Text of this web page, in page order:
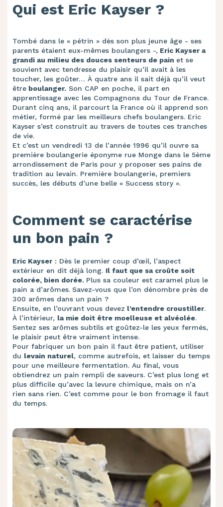
Qui est Eric Kayser ?
Tombé dans le « pétrin » dès son plus jeune âge - ses
parents étaient eux-mêmes boulangers -, Eric Kayser a
grandi au milieu des douces senteurs de pain et se
souvient avec tendresse du plaisir qu’il avait à les
toucher, les goûter… À quatre ans il sait déjà qu’il veut
être boulanger. Son CAP en poche, il part en
apprentissage avec les Compagnons du Tour de France.
Durant cinq ans, il parcourt la France où il apprend son
métier, formé par les meilleurs chefs boulangers. Eric
Kayser s’est construit au travers de toutes ces tranches
de vie.
Et c’est un vendredi 13 de l’année 1996 qu’il ouvre sa
première boulangerie éponyme rue Monge dans le 5ème
arrondissement de Paris pour y proposer ses pains de
tradition au levain. Première boulangerie, premiers
succès, les débuts d’une belle « Success story ».
Comment se caractérise
un bon pain ?
Eric Kayser : Dès le premier coup d’œil, l’aspect
extérieur en dit déjà long. Il faut que sa croûte soit
colorée, bien dorée. Plus sa couleur est caramel plus le
pain a d’arômes. Savez-vous que l’on dénombre près de
300 arômes dans un pain ?
Ensuite, en l’ouvrant vous devez l’entendre croustiller.
À l’intérieur, la mie doit être moelleuse et alvéolée.
Sentez ses arômes subtils et goûtez-le les yeux fermés,
le plaisir peut être vraiment intense.
Pour fabriquer un bon pain il faut être patient, utiliser
du levain naturel, comme autrefois, et laisser du temps
pour une meilleure fermentation. Au final, vous
obtiendrez un pain rempli de saveurs. C’est plus long et
plus difficile qu’avec la levure chimique, mais on n’a
rien sans rien. C’est comme pour le bon fromage il faut
du temps.